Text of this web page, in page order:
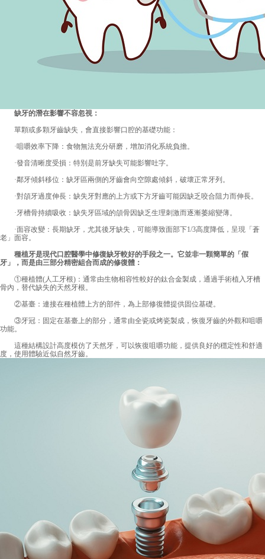
缺牙的潛在影響不容忽視：
單顆或多顆牙齒缺失，會直接影響口腔的基礎功能：
·咀嚼效率下降：食物無法充分研磨，增加消化系統負擔。
·發音清晰度受損：特別是前牙缺失可能影響吐字。
·鄰牙傾斜移位：缺牙區兩側的牙齒會向空隙處傾斜，破壞正常牙列。
·對頜牙過度伸長：缺失牙對應的上方或下方牙齒可能因缺乏咬合阻力而伸長。
·牙槽骨持續吸收：缺失牙區域的頜骨因缺乏生理刺激而逐漸萎縮變薄。
·面容改變：長期缺牙，尤其後牙缺失，可能導致面部下1/3高度降低，呈現「蒼
老」面容。
種植牙是現代口腔醫學中修復缺牙較好的手段之一。它並非一顆簡單的「假
牙」，而是由三部分精密組合而成的修復體：
①種植體(人工牙根)：通常由生物相容性較好的鈦合金製成，通過手術植入牙槽
骨內，替代缺失的天然牙根。
②基臺：連接在種植體上方的部件，為上部修復體提供固位基礎。
③牙冠：固定在基臺上的部分，通常由全瓷或烤瓷製成，恢復牙齒的外觀和咀嚼
功能。
這種結構設計高度模仿了天然牙，可以恢復咀嚼功能，提供良好的穩定性和舒適
度，使用體驗近似自然牙齒。